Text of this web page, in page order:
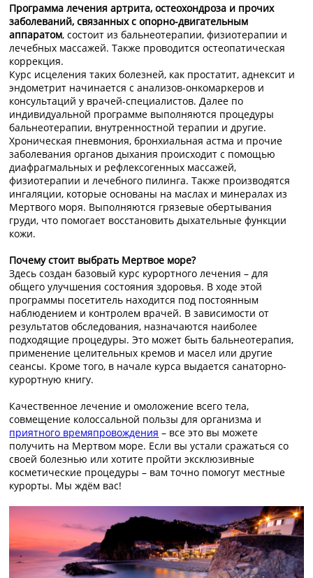
Программа лечения артрита, остеохондроза и прочих
заболеваний, связанных с опорно-двигательным
аппаратом, состоит из бальнеотерапии, физиотерапии и
лечебных массажей. Также проводится остеопатическая
коррекция.
Курс исцеления таких болезней, как простатит, аднексит и
эндометрит начинается с анализов-онкомаркеров и
консультаций у врачей-специалистов. Далее по
индивидуальной программе выполняются процедуры
бальнеотерапии, внутренностной терапии и другие.
Хроническая пневмония, бронхиальная астма и прочие
заболевания органов дыхания происходит с помощью
диафрагмальных и рефлексогенных массажей,
физиотерапии и лечебного пилинга. Также производятся
ингаляции, которые основаны на маслах и минералах из
Мертвого моря. Выполняются грязевые обертывания
груди, что помогает восстановить дыхательные функции
кожи.
Почему стоит выбрать Мертвое море?
Здесь создан базовый курс курортного лечения – для
общего улучшения состояния здоровья. В ходе этой
программы посетитель находится под постоянным
наблюдением и контролем врачей. В зависимости от
результатов обследования, назначаются наиболее
подходящие процедуры. Это может быть бальнеотерапия,
применение целительных кремов и масел или другие
сеансы. Кроме того, в начале курса выдается санаторно-
курортную книгу.
Качественное лечение и омоложение всего тела,
совмещение колоссальной пользы для организма и
приятного времяпровождения – все это вы можете
получить на Мертвом море. Если вы устали сражаться со
своей болезнью или хотите пройти эксклюзивные
косметические процедуры – вам точно помогут местные
курорты. Мы ждём вас!